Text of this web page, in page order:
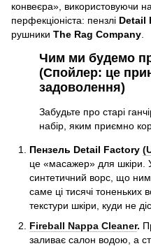
конвеєра», використовуючи
перфекціоніста: пензлі Detail
рушники The Rag Company.
Чим ми будемо
(Спойлер: це
задоволення)
Забудьте про старі
набір, яким приємно
Пензель Detail Factory
це «масажер» для шкіри.
синтетичний ворс, що
саме ці тисячі тоненьких
текстури шкіри, куди не
Fireball Nappa Cleaner.
заливає салон водою, а